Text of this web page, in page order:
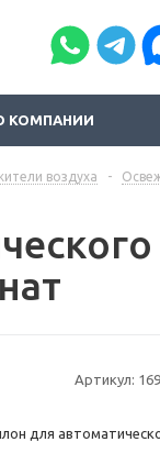
КОМПАНИИ
воздуха -
Артикул:
для